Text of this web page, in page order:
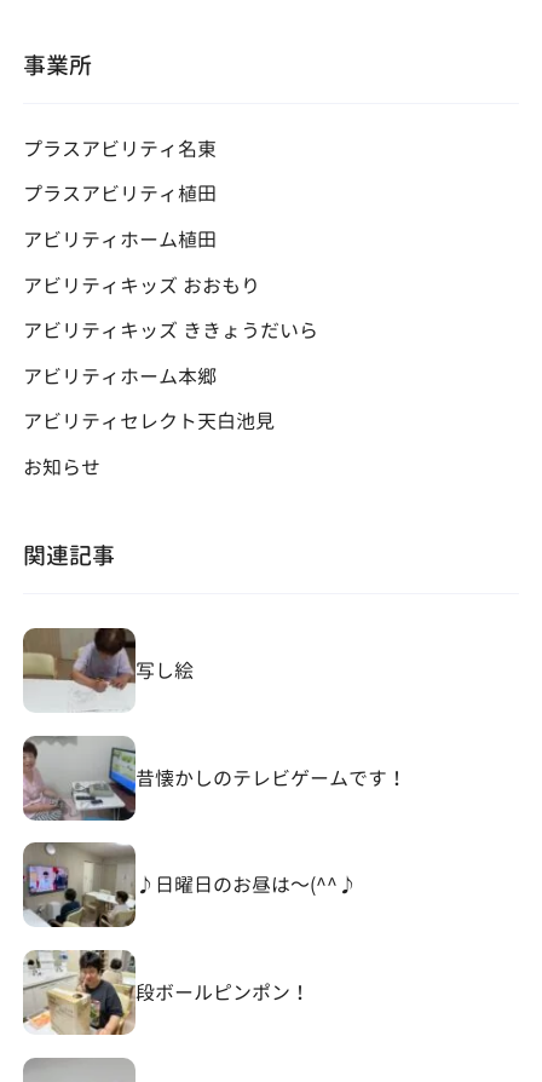
ン
事業所
プラスアビリティ名東
プラスアビリティ植田
アビリティホーム植田
アビリティキッズ おおもり
アビリティキッズ ききょうだいら
アビリティホーム本郷
アビリティセレクト天白池見
お知らせ
関連記事
写し絵
昔懐かしのテレビゲームです！
♪日曜日のお昼は～(^^♪
段ボールピンポン！